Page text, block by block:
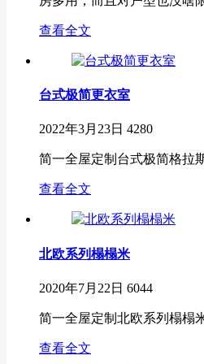
查看全文
台式极简更衣室
2022年3月23日 4280
简一全屋定制台式极简格拉
查看全文
北欧系列榻榻米
2020年7月22日 6044
简一全屋定制北欧系列榻榻
查看全文